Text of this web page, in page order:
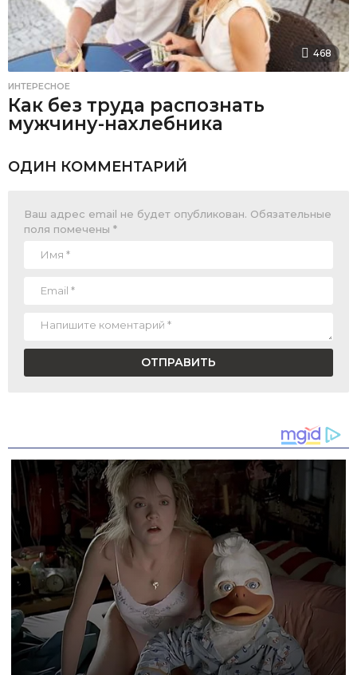
468
ИНТЕРЕСНОЕ
Как без труда распознать
мужчину-нахлебника
ОДИН КОММЕНТАРИЙ
Ваш адрес email не будет опубликован. Обязательные
поля помечены *